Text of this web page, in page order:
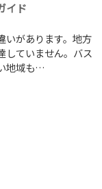
イド
いがあります。地方
していません。バス
地域も…